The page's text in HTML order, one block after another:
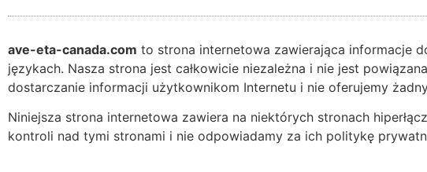
ave-eta-canada.com to strona internetowa zawierająca informacje
językach. Nasza strona jest całkowicie niezależna i nie jest
dostarczanie informacji użytkownikom Internetu i nie oferujemy
Niniejsza strona internetowa zawiera na niektórych stronach
kontroli nad tymi stronami i nie odpowiadamy za ich politykę